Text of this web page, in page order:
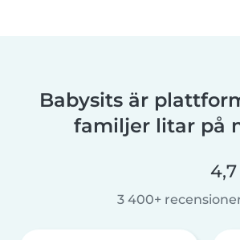
Babysits är
familjer litar på
3 400+